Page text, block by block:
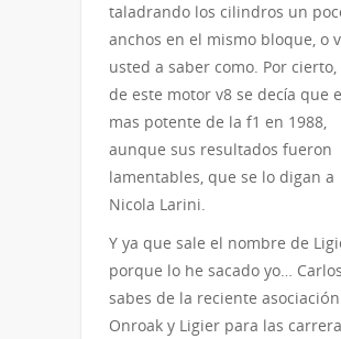
taladrando los cilindros un
anchos en el mismo bloque, o
usted a saber como. Por cierto,
de este motor v8 se decía que
mas potente de la f1 en 1988,
aunque sus resultados fueron
lamentables, que se lo digan a
Nicola Larini.
Y ya que sale el nombre de
porque lo he sacado yo…
sabes de la reciente
Onroak y Ligier para las